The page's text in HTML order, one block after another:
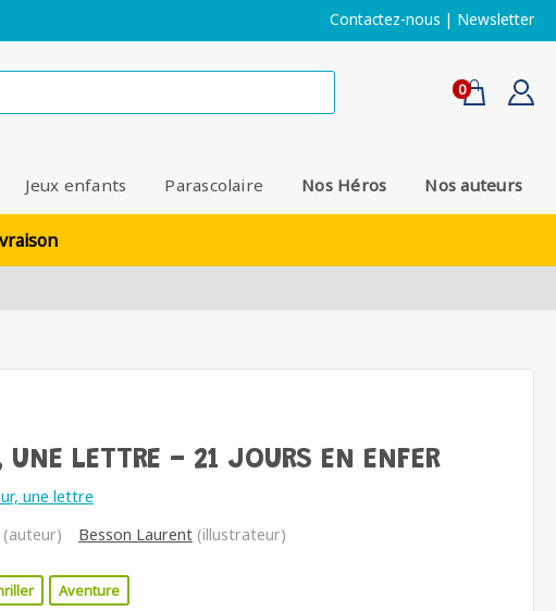
Contactez-nous | Newsletter
0
Jeux enfants Parascolaire Nos Héros Nos auteurs
LETTRE - 21 JOURS EN ENFER
une lettre
(auteur) Besson Laurent (illustrateur)
Aventure